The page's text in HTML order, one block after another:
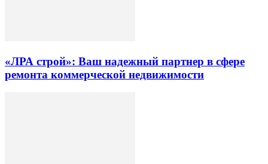
«ЛРА строй»: Ваш надежный партнер в сфере
ремонта коммерческой недвижимости